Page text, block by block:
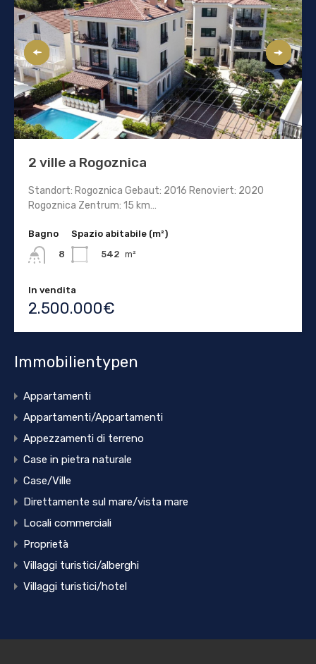
2 ville a Rogoznica
Standort: Rogoznica Gebaut: 2016 Renoviert: 2020
Rogoznica Zentrum: 15 km…
Bagno
8
Spazio abitabile (m²)
542 m²
In vendita
2.500.000€
Immobilientypen
Appartamenti
Appartamenti/Appartamenti
Appezzamenti di terreno
Case in pietra naturale
Case/Ville
Direttamente sul mare/vista mare
Locali commerciali
Proprietà
Villaggi turistici/alberghi
Villaggi turistici/hotel